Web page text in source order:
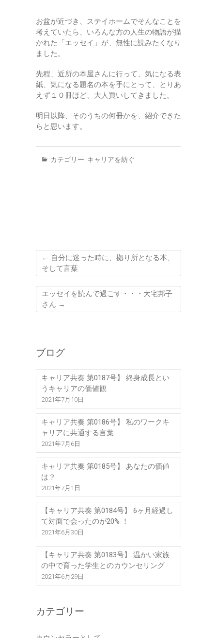
お盆が近づき、ステイホームでそんなことを
考えていたら、いろんな方の人生の物語が描
かれた「エッセイ」が、無性に読みたくなり
ました。
先程、近所の本屋さんに行って、気になる表
紙、気になる題名の本を手にとって、とりあ
えず１０冊ほど、大人買いしてきました。
明日以降、そのうちの何冊かを、紹介できた
らと思います。
カテゴリー: キャリアを紡ぐ
← 自分に迷った時に、拠り所となる本、
そして言葉
エッセイを読んで過ごす・・・大宅邦子
さん →
ブログ
キャリア共奏 第0187号】 終身成長とい
うキャリアの価値観
2021年7月10日
キャリア共奏 第0186号】 私のワークキ
ャリアに共通する言葉
2021年7月6日
キャリア共奏 第0185号】 あなたの価値
は？
2021年7月1日
【キャリア共奏 第0184号】 6ヶ月経過し
て対面で会ったのが20% ！
2021年6月30日
【キャリア共奏 第0183号】 温かい家族
の中で育った学生とのカウンセリング
2021年6月29日
カテゴリー